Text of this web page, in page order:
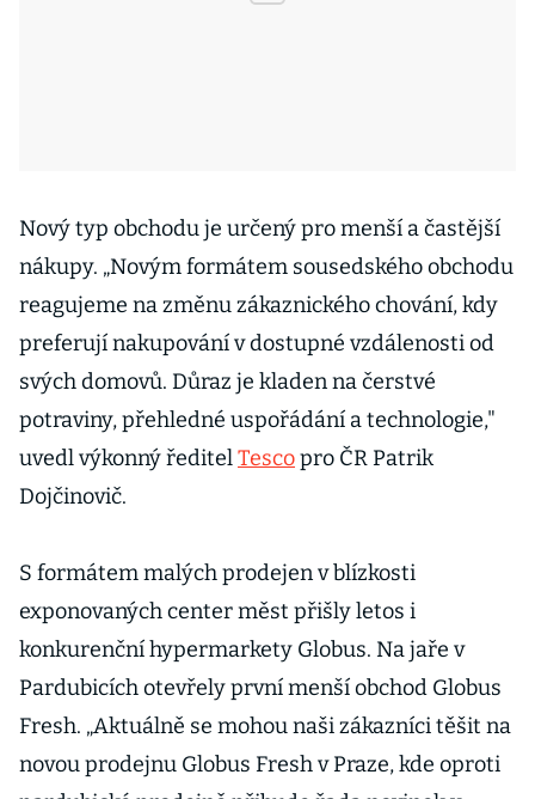
Nový typ obchodu je určený pro menší a častější
nákupy. „Novým formátem sousedského obchodu
reagujeme na změnu zákaznického chování, kdy
preferují nakupování v dostupné vzdálenosti od
svých domovů. Důraz je kladen na čerstvé
potraviny, přehledné uspořádání a technologie,"
uvedl výkonný ředitelTescopro ČR Patrik
Dojčinovič.
S formátem malých prodejen v blízkosti
exponovaných center měst přišly letos i
konkurenční hypermarkety Globus. Na jaře v
Pardubicích otevřely první menší obchod Globus
Fresh. „Aktuálně se mohou naši zákazníci těšit na
novou prodejnu Globus Fresh v Praze, kde oproti